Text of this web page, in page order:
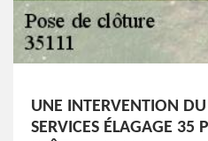
UNE INTERVENTION
SERVICES ÉLAGAGE 35